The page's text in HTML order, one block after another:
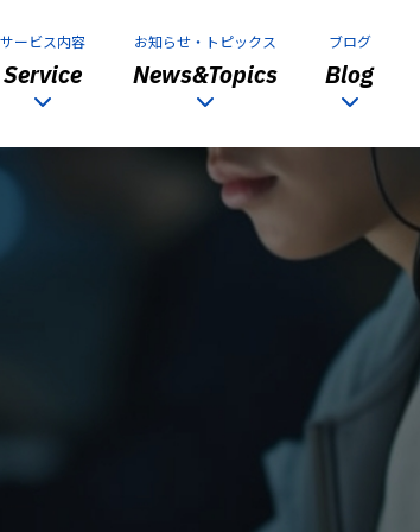
サービス内容
Service
お知らせ・トピックス
News&Topics
ブログ
Blog